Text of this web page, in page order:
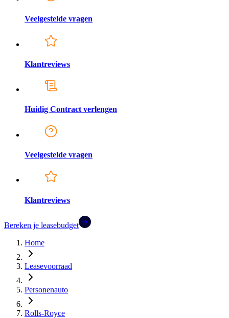
Veelgestelde vragen
Klantreviews
Huidig Contract verlengen
Veelgestelde vragen
Klantreviews
Bereken je leasebudget
Home
Leasevoorraad
Personenauto
Rolls-Royce